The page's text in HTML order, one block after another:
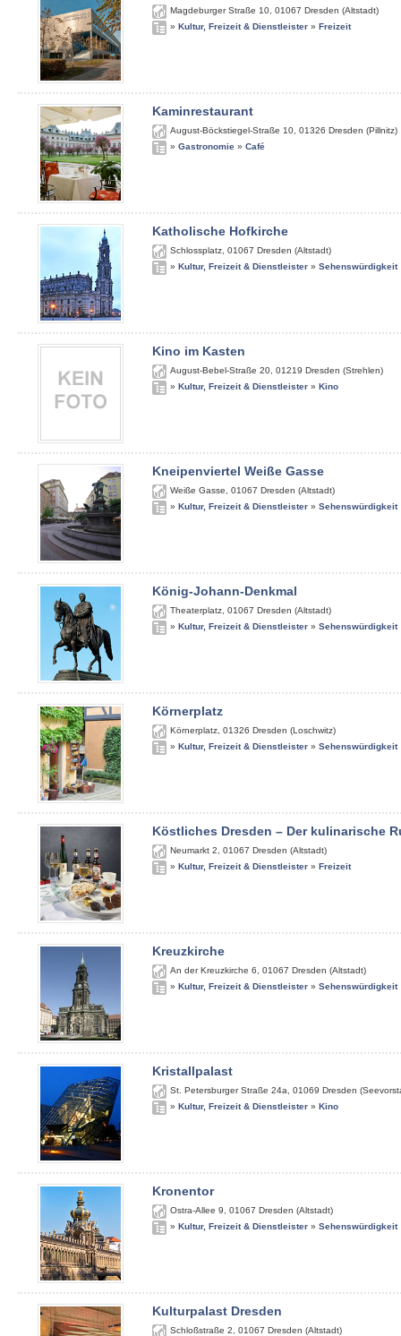
Magdeburger Straße 10 01067 Dresden (Altstadt)
» Kultur, Freizeit & Dienstleister » Freizeit
Kaminrestaurant
August-Böckstiegel-Straße 10 01326 Dresden (Pillnitz)
» Gastronomie » Café
Katholische Hofkirche
Schlossplatz 01067 Dresden (Altstadt)
» Kultur, Freizeit & Dienstleister » Sehenswürdigkeit
Kino im Kasten
August-Bebel-Straße 20 01219 Dresden (Strehlen)
» Kultur, Freizeit & Dienstleister » Kino
Kneipenviertel Weiße Gasse
Weiße Gasse 01067 Dresden (Altstadt)
» Kultur, Freizeit & Dienstleister » Sehenswürdigkeit
König-Johann-Denkmal
Theaterplatz 01067 Dresden (Altstadt)
» Kultur, Freizeit & Dienstleister » Sehenswürdigkeit
Körnerplatz
Körnerplatz 01326 Dresden (Loschwitz)
» Kultur, Freizeit & Dienstleister » Sehenswürdigkeit
Köstliches Dresden – Der kulinarische
Neumarkt 2 01067 Dresden (Altstadt)
» Kultur, Freizeit & Dienstleister » Freizeit
Kreuzkirche
An der Kreuzkirche 6 01067 Dresden (Altstadt)
» Kultur, Freizeit & Dienstleister » Sehenswürdigkeit
Kristallpalast
St. Petersburger Straße 24a 01069 Dresden
» Kultur, Freizeit & Dienstleister » Kino
Kronentor
Ostra-Allee 9 01067 Dresden (Altstadt)
» Kultur, Freizeit & Dienstleister » Sehenswürdigkeit
Kulturpalast Dresden
Schloßstraße 2 01067 Dresden (Altstadt)